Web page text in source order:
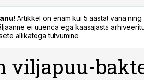
Artikkel on enam kui 5 aastat vana
ei uuenda ega kaasajasta
allikatega tutvumine
viljapuu-